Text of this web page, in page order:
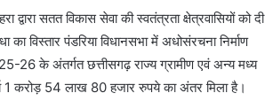
द्वारा सतत विकास सेवा की स्वतंत्रता क्षेत्रवासियों को दी
विस्तार पंडरिया विधानसभा में अधोसंरचना निर्माण
26 के अंतर्गत छत्तीसगढ़ राज्य ग्रामीण एवं अन्य मध्य
1 करोड़ 54 लाख 80 हजार रुपये का अंतर मिला है।